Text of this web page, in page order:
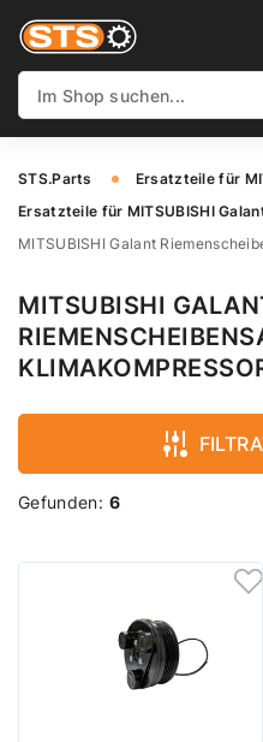
STS.Parts
Ersatzteile für
Ersatzteile für MITSUBISHI
MITSUBISHI Galant
MITSUBISHI
Gefunden: 6